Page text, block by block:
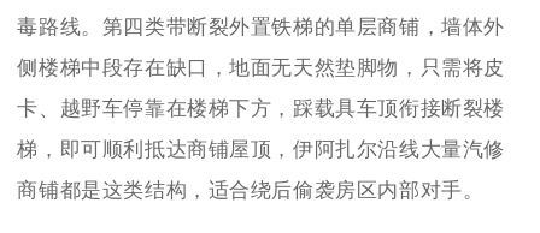
毒路线。第四类带断裂外置铁梯的单层商铺，墙体外
侧楼梯中段存在缺口，地面无天然垫脚物，只需将皮
卡、越野车停靠在楼梯下方，踩载具车顶衔接断裂楼
梯，即可顺利抵达商铺屋顶，伊阿扎尔沿线大量汽修
商铺都是这类结构，适合绕后偷袭房区内部对手。